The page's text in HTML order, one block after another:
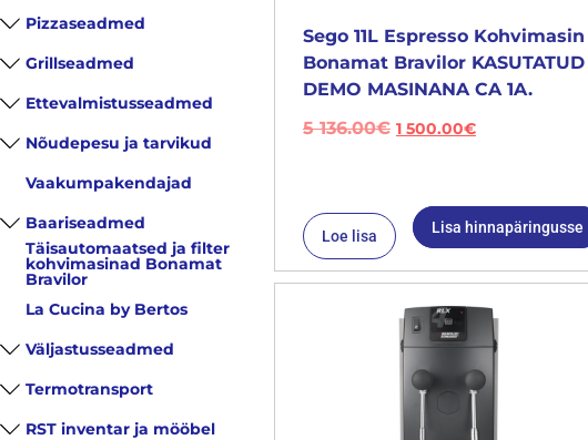
Pizzaseadmed
Grillseadmed
Ettevalmistusseadmed
Nõudepesu ja tarvikud
Vaakumpakendajad
Baariseadmed
Täisautomaatsed ja filter
kohvimasinad Bonamat
Bravilor
La Cucina by Bertos
Väljastusseadmed
Termotransport
RST inventar ja mööbel
Sego 11L Espresso Kohvimasin
Bonamat Bravilor KASUTATUD
DEMO MASINANA CA 1A.
5 136.00€ 1 500.00€
Loe lisa Lisa hinnapäringusse